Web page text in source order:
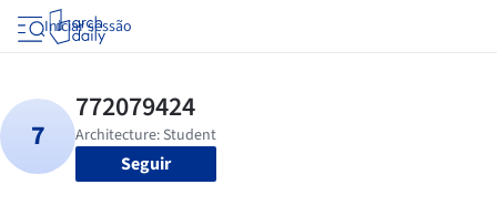
Iniciar sessão
Seguir